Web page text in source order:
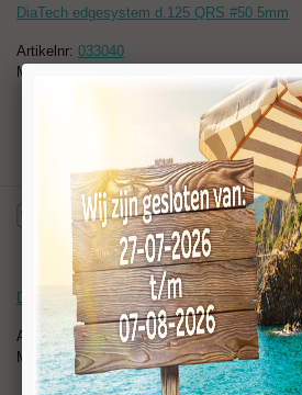
DiaTech edgesystem d.125 QRS #50 5mm
Artikelnr: 033040
Merk: StoneTech
DiaTech edgesystem d.125 QRS #100 5 mm
Artikelnr:033041
Merk: StoneTech